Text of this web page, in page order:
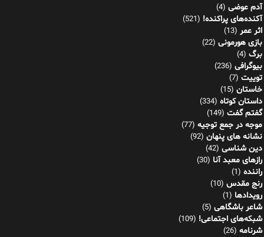
آدم عوضی (4)
آکنده‌های پراکنده! (521)
اثر عمر (13)
بازی هورمونی (22)
برگ (4)
بیوگرافی (236)
توییت (7)
خاستان (15)
داستان کوتاه (334)
گفتم گفت (149)
موجه در جمع توجیه (77)
نشانه های پنهان (92)
دین شناسی (42)
رازهای معبد آنا (30)
راننده (1)
رنج مقدس (10)
رویدادها (1)
شاعر باشگاهی (5)
شبکه‌های اجتماعی! (109)
شرنامه (26)